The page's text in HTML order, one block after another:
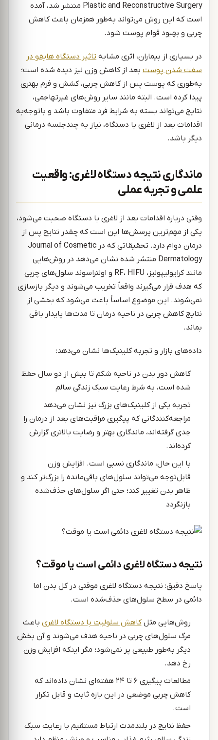
Plastic and Reconstructive Surgery منتشر شد، آمده
است که این روش می‌تواند به‌طور همزمان باعث کاهش
چربی و بهبود قوام پوست شود.
در بسیاری از بیماران، اثری مشابه تاثیر دستگاه هایفو در
سفت شدن پوستبعد از کاهش وزن نیز دیده شده است؛
به‌طوری که پوست پس از کاهش چربی، کشش و فرم بهتری
پیدا کرده است. البته مانند سایر روش‌های غیرتهاجمی،
نتایج می‌تواند بسته به شرایط فرد متفاوت باشد و باتوجه‌به
اقدامات بعد از لاغری با دستگاه، نیاز به چندجلسه درمانی
دیگر باشد.
ماندگاری نتیجه دستگاه لاغری: واقعیت
علمی و تجربه عملی
وقتی درباره اقدامات بعد از لاغری با دستگاه صحبت می‌شود،
یکی از مهم‌ترین پرسش‌ها این است که چقدر نتایج پس از
درمان دوام دارد. تحقیقاتی که در Journal of Cosmetic
Dermatology منتشر شده نشان می‌دهد در روش‌هایی
مانند کرایولیپولیز، RF، HIFU و اولتراسوند سلول‌های چربی
که هدف قرار می‌گیرند واقعاً تخریب می‌شوند و دیگر بازسازی
نمی‌شوند. این موضوع اساساً باعث می‌شود که بخشی از
نتایج کاهش چربی در ناحیه درمان تا مدت‌ها پایدار باقی
بماند.
داده‌های بازار و تجربه کلینیک‌ها نشان می‌دهد:
کاهش دور بدن در ناحیه شکم تا بیش از دو سال حفظ
شده است، به شرط رعایت سبک زندگی سالم
تجربه یکی از کلینیک‌های بزرگ نیز نشان می‌دهد
مراجعه‌کنندگانی که پیگیری مراقبت‌های بعد از درمان را
جدی گرفته‌اند، ماندگاری بهتر و رضایت بالاتری گزارش
کرده‌اند.
با این حال، ماندگاری نسبی است. افزایش وزن
قابل‌توجه می‌تواند سلول‌های باقی‌مانده را بزرگ‌تر کند و
ظاهر بدن تغییر کند؛ حتی اگر سلول‌های حذف‌شده
بازنگردد
نتیجه دستگاه لاغری دائمی است یا موقت؟
پاسخ دقیق: نتیجه دستگاه لاغری موقتی در کل بدن اما
دائمی در سطح سلول‌های حذف‌شده است.
روش‌هایی مثلکاهش سلولیت با دستگاه لاغری باعث
مرگ سلول‌های چربی در ناحیه هدف می‌شوند و آن بخش
دیگر به‌طور طبیعی پر نمی‌شود؛ مگر اینکه افزایش وزن
رخ دهد.
مطالعات پیگیری ۶ تا ۲۴ هفته‌ای نشان داده‌اند که
کاهش چربی موضعی در این بازه ثابت و قابل تکرار
است.
حفظ نتایج در بلندمدت ارتباط مستقیم با رعایت سبک